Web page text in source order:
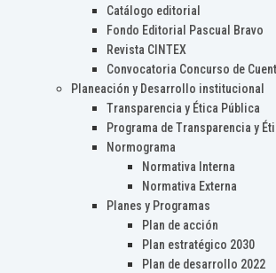
Catálogo editorial
Fondo Editorial Pascual Bravo
Revista CINTEX
Convocatoria Concurso de
Planeación y Desarrollo institucional
Transparencia y Ética Pública
Programa de Transparencia y
Normograma
Normativa Interna
Normativa Externa
Planes y Programas
Plan de acción
Plan estratégico 2030
Plan de desarrollo 2022